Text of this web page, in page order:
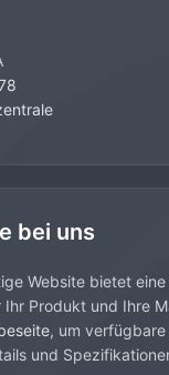
bei uns
Website bietet
Produkt und Ihre
, um
und